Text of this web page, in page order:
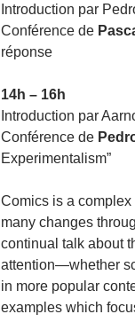
Introduction par
Conférence de
réponse
14h – 16h
Introduction par
Conférence de
Experimentalism”
Comics is a
many changes
continual talk about
attention—whether
in more popular
examples which